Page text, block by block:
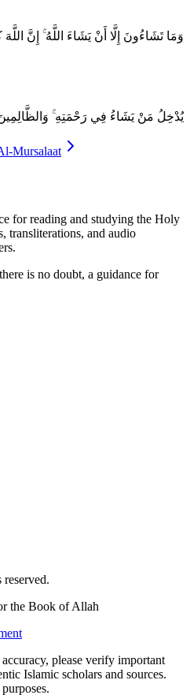
وَمَا تَشَاءُونَ إِلَّا أَنْ يَشَاءَ اللَّهُ ۚ إِنَّ
يُدْخِلُ مَنْ يَشَاءُ فِي رَحْمَتِهِ ۚ وَالظَّالِمِينَ
Mursalaat
for reading and studying the Holy
transliterations, and audio
is no doubt, a guidance for
the Book of Allah
please verify important
Islamic scholars and sources.